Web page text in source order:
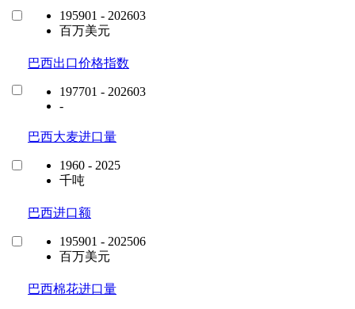
195901 - 202603
百万美元
巴西出口价格指数
197701 - 202603
-
巴西大麦进口量
1960 - 2025
千吨
巴西进口额
195901 - 202506
百万美元
巴西棉花进口量